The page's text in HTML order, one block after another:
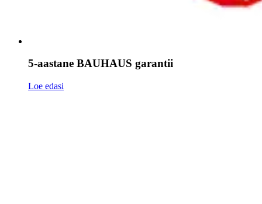
5-aastane BAUHAUS garantii
Loe edasi